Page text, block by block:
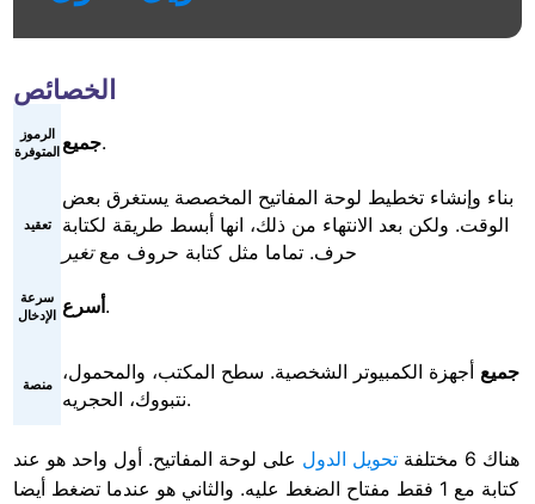
الخصائص
الرموز
المتوفرة جميع.
تعقيد
بناء وإنشاء تخطيط لوحة المفاتيح المخصصة يستغرق بعض
الوقت. ولكن بعد الانتهاء من ذلك، انها أبسط طريقة لكتابة
حرف. تماما مثل كتابة حروف معتغير
سرعة
الإدخال أسرع.
منصة
جميع أجهزة الكمبيوتر الشخصية. سطح المكتب، والمحمول،
نتبووك، الحجريه.
هناك 6 مختلفة تحويل الدول على لوحة المفاتيح. أول واحد هو عند
كتابة مع 1 فقط مفتاح الضغط عليه. والثاني هو عندما تضغط أيضا